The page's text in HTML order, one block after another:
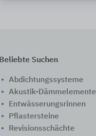
Beliebte Suchen
Abdichtungssysteme
Akustik-Dämmelemente
Entwässerungsrinnen
Pflastersteine
Revisionsschächte